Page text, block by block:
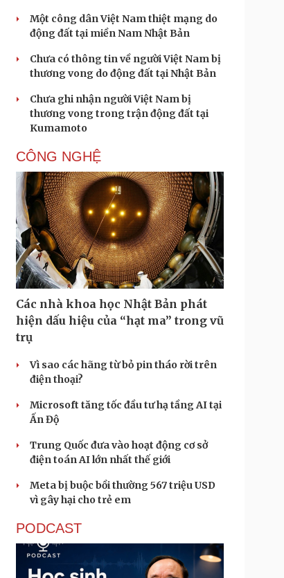
Một công dân Việt Nam thiệt mạng do
động đất tại miền Nam Nhật Bản
Chưa có thông tin về người Việt Nam bị
thương vong do động đất tại Nhật Bản
Chưa ghi nhận người Việt Nam bị
thương vong trong trận động đất tại
Kumamoto
CÔNG NGHỆ
Các nhà khoa học Nhật Bản phát
hiện dấu hiệu của “hạt ma” trong vũ
trụ
Vì sao các hãng từ bỏ pin tháo rời trên
điện thoại?
Microsoft tăng tốc đầu tư hạ tầng AI tại
Ấn Độ
Trung Quốc đưa vào hoạt động cơ sở
điện toán AI lớn nhất thế giới
Meta bị buộc bồi thường 567 triệu USD
vì gây hại cho trẻ em
PODCAST